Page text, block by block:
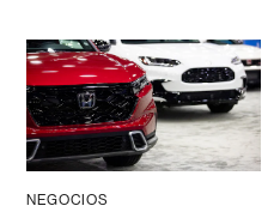
NEGOCIOS